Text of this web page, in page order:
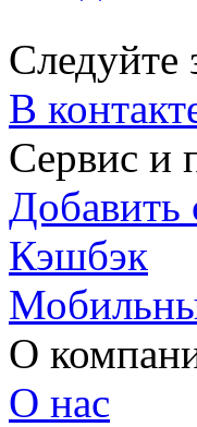
Следуйте
В
Сервис и
Добавить
Кэшбэк
О
О нас